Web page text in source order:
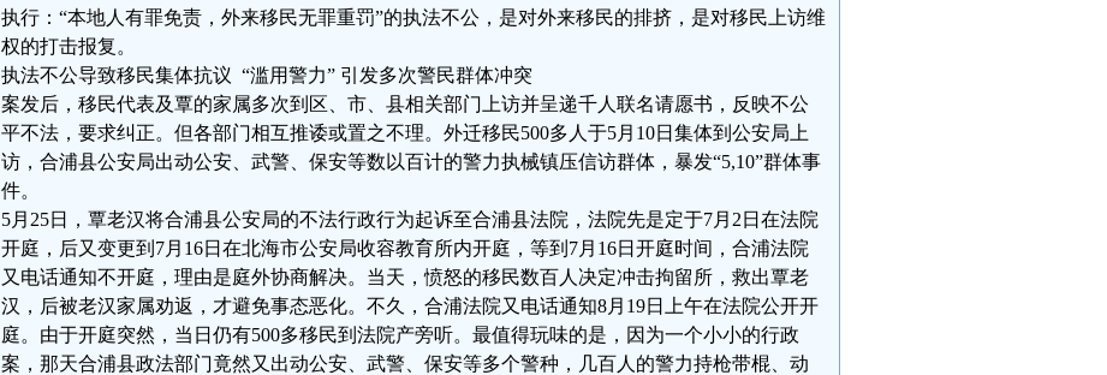
执行：“本地人有罪免责，外来移民无罪重罚”的执法不公，是对外来移民的排挤，是对移民上访维
权的打击报复。
执法不公导致移民集体抗议 “滥用警力” 引发多次警民群体冲突
案发后，移民代表及覃的家属多次到区、市、县相关部门上访并呈递千人联名请愿书，反映不公
平不法，要求纠正。但各部门相互推诿或置之不理。外迁移民500多人于5月10日集体到公安局上
访，合浦县公安局出动公安、武警、保安等数以百计的警力执械镇压信访群体，暴发“5,10”群体事
件。
5月25日，覃老汉将合浦县公安局的不法行政行为起诉至合浦县法院，法院先是定于7月2日在法院
开庭，后又变更到7月16日在北海市公安局收容教育所内开庭，等到7月16日开庭时间，合浦法院
又电话通知不开庭，理由是庭外协商解决。当天，愤怒的移民数百人决定冲击拘留所，救出覃老
汉，后被老汉家属劝返，才避免事态恶化。不久，合浦法院又电话通知8月19日上午在法院公开开
庭。由于开庭突然，当日仍有500多移民到法院产旁听。最值得玩味的是，因为一个小小的行政
案，那天合浦县政法部门竟然又出动公安、武警、保安等多个警种，几百人的警力持枪带棍、动